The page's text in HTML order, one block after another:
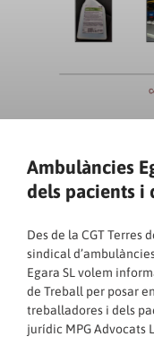
Ambulàncies
dels pacients i
Des de la CGT Terres
sindical
Egara SL volem
de Treball per posar
treballadores i dels
jurídic MPG Advocats